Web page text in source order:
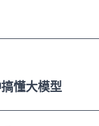
懂大模型